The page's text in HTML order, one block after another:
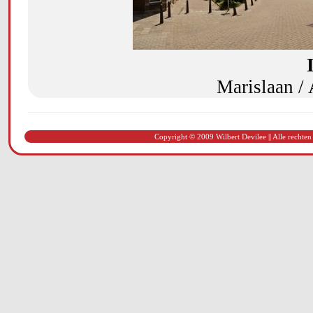
Marislaan /
Copyright © 2009 Wilbert Devilee || Alle